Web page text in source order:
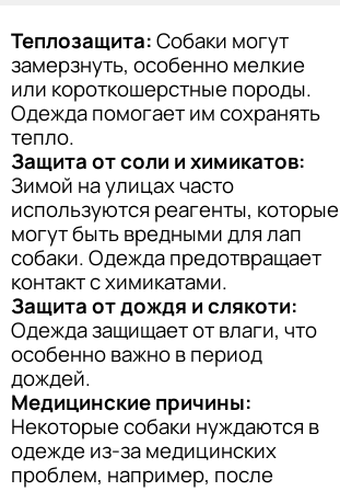
Теплозащита:Собаки могут
замерзнуть, особенно мелкие
или короткошерстные породы.
Одежда помогает им сохранять
тепло.
Защита от соли и химикатов:
Зимой на улицах часто
используются реагенты, которые
могут быть вредными для лап
собаки. Одежда предотвращает
контакт с химикатами.
Защита от дождя и слякоти:
Одежда защищает от влаги, что
особенно важно в период
дождей.
Медицинские причины:
Некоторые собаки нуждаются в
одежде из-за медицинских
проблем, например, после